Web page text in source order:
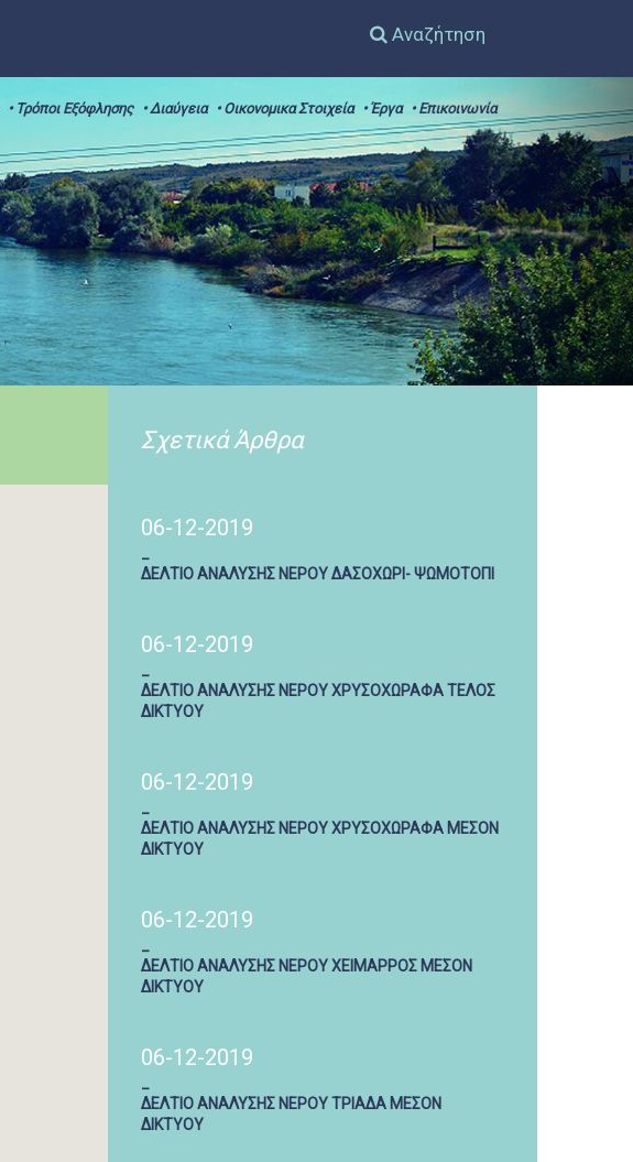
Αναζήτηση
• Τρόποι Εξόφλησης • Διαύγεια • Οικονομικα Στοιχεία • Έργα • Επικοινωνία
Σχετικά Άρθρα
06-12-2019
ΔΕΛΤΙΟ ΑΝΑΛΥΣΗΣ ΝΕΡΟΥ ΔΑΣΟΧΩΡΙ- ΨΩΜΟΤΟΠΙ
06-12-2019
ΔΕΛΤΙΟ ΑΝΑΛΥΣΗΣ ΝΕΡΟΥ ΧΡΥΣΟΧΩΡΑΦΑ ΤΕΛΟΣ
ΔΙΚΤΥΟΥ
06-12-2019
ΔΕΛΤΙΟ ΑΝΑΛΥΣΗΣ ΝΕΡΟΥ ΧΡΥΣΟΧΩΡΑΦΑ ΜΕΣΟΝ
ΔΙΚΤΥΟΥ
06-12-2019
ΔΕΛΤΙΟ ΑΝΑΛΥΣΗΣ ΝΕΡΟΥ ΧΕΙΜΑΡΡΟΣ ΜΕΣΟΝ
ΔΙΚΤΥΟΥ
06-12-2019
ΔΕΛΤΙΟ ΑΝΑΛΥΣΗΣ ΝΕΡΟΥ ΤΡΙΑΔΑ ΜΕΣΟΝ
ΔΙΚΤΥΟΥ